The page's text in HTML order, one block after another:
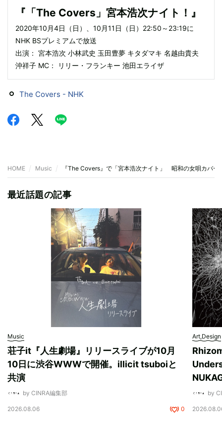
『「The Covers」宮本浩次ナイト！』
2020年10月4日（日）、10月11日（日）22:50～23:19に
NHK BSプレミアムで放送
出演： 宮本浩次 小林武史 玉田豊夢 キタダマキ 名越由貴夫
沖祥子 MC： リリー・フランキー 池田エライザ
The Covers - NHK
HOME Music 『The Covers』で「宮本浩次ナイト」 昭和の女唄カバー
最近話題の記事
Music
荘子it『人生劇場』リリースライブが10月
10日に渋谷WWWで開催。illicit tsuboiと
共演
by CINRA編集部
2026.08.06 0
Art,Design
by